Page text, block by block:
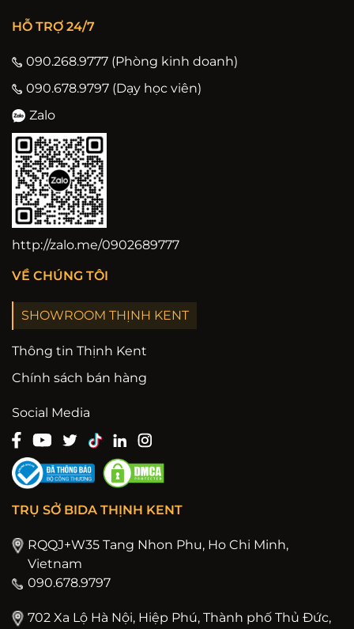
HỖ TRỢ 24/7
090.268.9777 (Phòng kinh doanh)
090.678.9797 (Dạy học viên)
Zalo
http://zalo.me/0902689777
VỀ CHÚNG TÔI
SHOWROOM THỊNH KENT
Thông tin Thịnh Kent
Chính sách bán hàng
Social Media
TRỤ SỞ BIDA THỊNH KENT
RQQJ+W35 Tang Nhon Phu, Ho Chi Minh,
Vietnam
090.678.9797
702 Xa Lộ Hà Nội, Hiệp Phú, Thành phố Thủ Đức,